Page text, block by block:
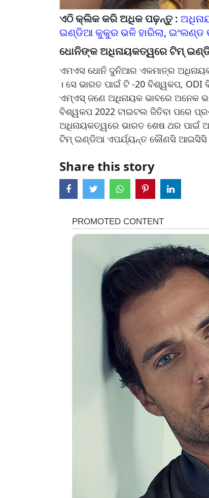
ଏଠି କ୍ଲିକ କରି ଅଧିକ ପଢ଼ନ୍ତୁ :
ଇଣ୍ଡିଆ କୁକୁର ଭଳି ହାରିଲା, ଇଂଲଣ୍ଡ
ଧୋନିଙ୍କ ଅଧିନାୟକତ୍ୱରେ ଟିମ୍
ଏମଏସ ଧୋନି ଦୁନିଆର ଏକମାତ୍ର
। ସେ ଭାରତ ପାଇଁ ଟି -20 ବିଶ୍ୱକପ,
ଏମ୍ଏସ୍ ଜଣେ ଅଧିନାୟକ ଭାବରେ ଅନେକ
ବିଶ୍ୱକପ 2022 ଟାଇଟଲ ଜିତିବା ପରେ
ଅଧିନାୟକତ୍ୱରେ ଭାରତ ଶେଷ ଥର ପାଇଁ
ଟିମ୍ ଇଣ୍ଡିଆ ଏପର୍ଯ୍ୟନ୍ତ କୌଣସି ଆଇସିସି
Share this story